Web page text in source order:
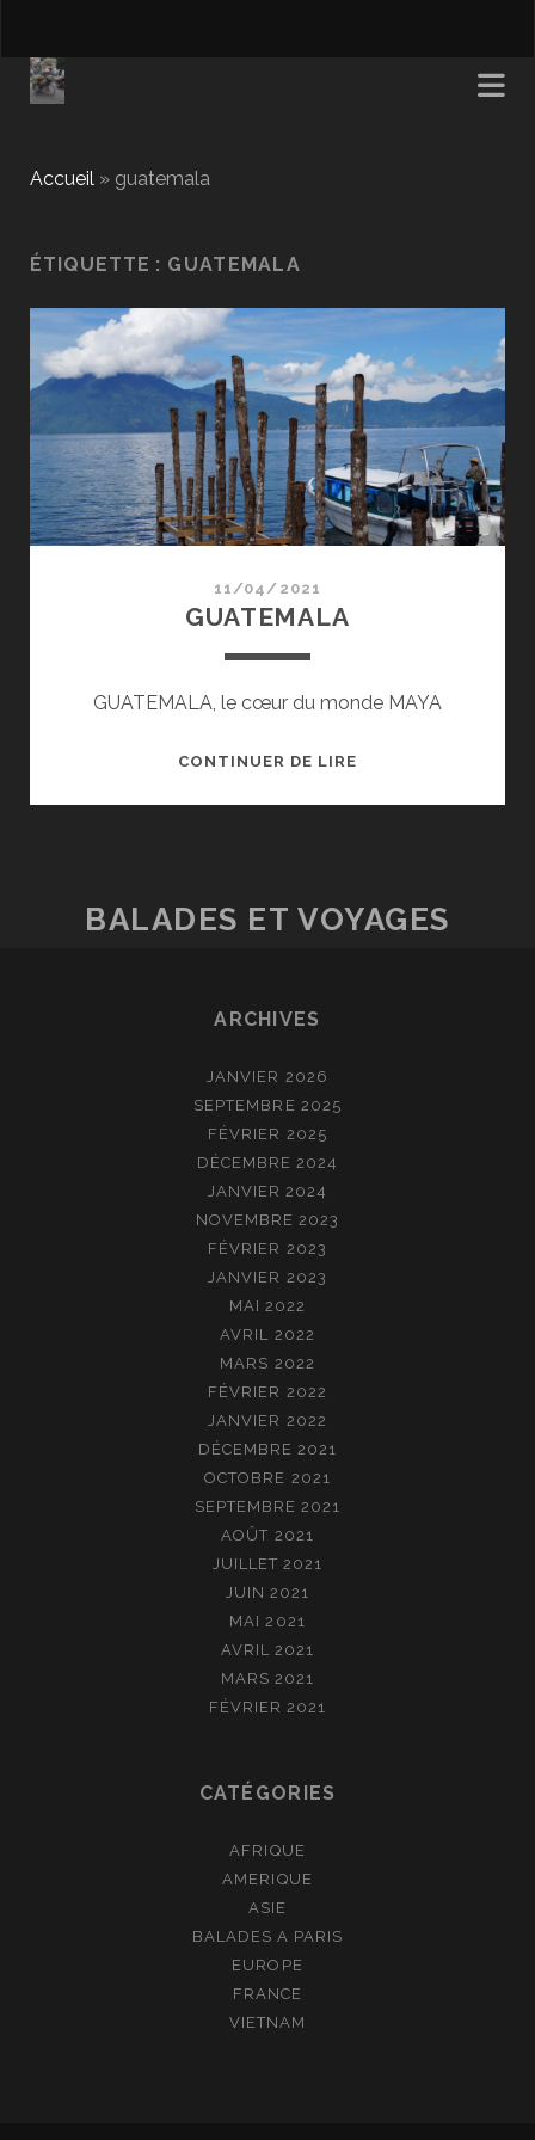
Accueil» guatemala
ÉTIQUETTE : GUATEMALA
11/04/2021
GUATEMALA
GUATEMALA, le cœur du monde MAYA
CONTINUER DE LIRE
BALADES ET VOYAGES
ARCHIVES
JANVIER 2026
SEPTEMBRE 2025
FÉVRIER 2025
DÉCEMBRE 2024
JANVIER 2024
NOVEMBRE 2023
FÉVRIER 2023
JANVIER 2023
MAI 2022
AVRIL 2022
MARS 2022
FÉVRIER 2022
JANVIER 2022
DÉCEMBRE 2021
OCTOBRE 2021
SEPTEMBRE 2021
AOÛT 2021
JUILLET 2021
JUIN 2021
MAI 2021
AVRIL 2021
MARS 2021
FÉVRIER 2021
CATÉGORIES
AFRIQUE
AMERIQUE
ASIE
BALADES A PARIS
EUROPE
FRANCE
VIETNAM